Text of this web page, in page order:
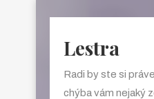
Lestra
Radi by ste si
chýba vám nejaký